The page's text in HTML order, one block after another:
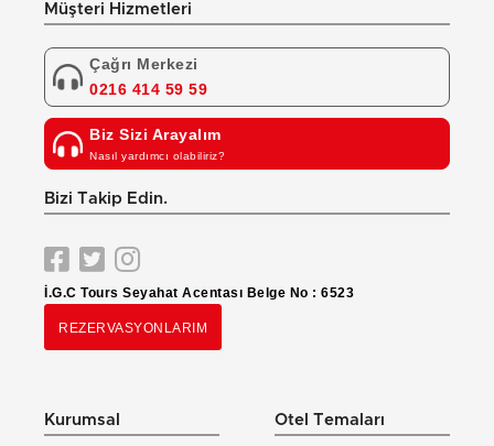
Müşteri Hizmetleri
Çağrı Merkezi
0216 414 59 59
Biz Sizi Arayalım
Nasıl yardımcı olabiliriz?
Bizi Takip Edin.
İ.G.C Tours Seyahat Acentası Belge No : 6523
REZERVASYONLARIM
Kurumsal Otel Temaları